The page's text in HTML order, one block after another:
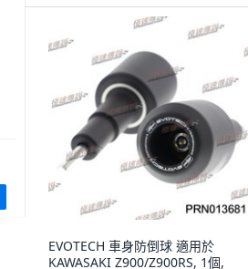
EVOTECH 車身防倒球 適用於
KAWASAKI Z900/Z900RS, 1個,